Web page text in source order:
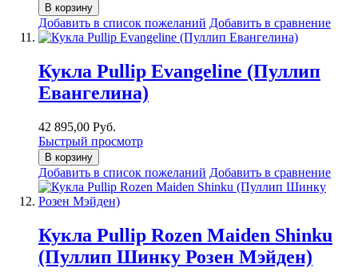
В корзину
Добавить в список пожеланий Добавить в сравнение
Кукла Pullip Evangeline (Пуллип
Евангелина)
42 895,00 Руб.
Быстрый просмотр
В корзину
Добавить в список пожеланий Добавить в сравнение
Кукла Pullip Rozen Maiden Shinku
(Пуллип Шинку Розен Мэйден)